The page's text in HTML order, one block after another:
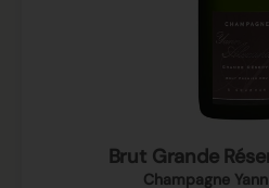
Brut Grande
Champagne